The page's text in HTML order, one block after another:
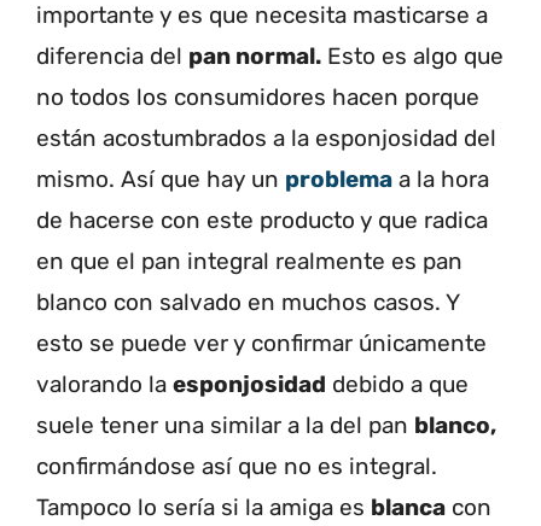
importante y es que necesita masticarse a
diferencia del pan normal. Esto es algo que
no todos los consumidores hacen porque
están acostumbrados a la esponjosidad del
mismo. Así que hay un problema a la hora
de hacerse con este producto y que radica
en que el pan integral realmente es pan
blanco con salvado en muchos casos. Y
esto se puede ver y confirmar únicamente
valorando la esponjosidad debido a que
suele tener una similar a la del pan blanco,
confirmándose así que no es integral.
Tampoco lo sería si la amiga es blanca con